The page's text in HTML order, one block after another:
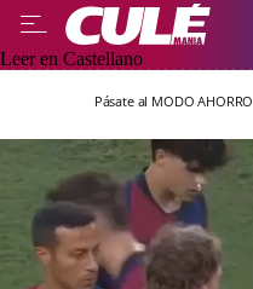
Leer en Castellano
Pásate al MODO AHORRO